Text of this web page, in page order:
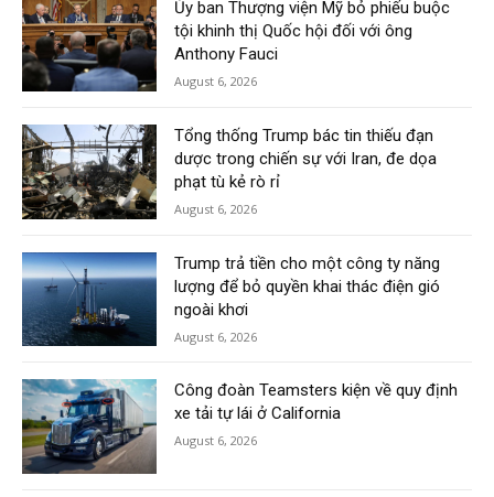
Ủy ban Thượng viện Mỹ bỏ phiếu buộc
tội khinh thị Quốc hội đối với ông
Anthony Fauci
August 6, 2026
Tổng thống Trump bác tin thiếu đạn
dược trong chiến sự với Iran, đe dọa
phạt tù kẻ rò rỉ
August 6, 2026
Trump trả tiền cho một công ty năng
lượng để bỏ quyền khai thác điện gió
ngoài khơi
August 6, 2026
Công đoàn Teamsters kiện về quy định
xe tải tự lái ở California
August 6, 2026